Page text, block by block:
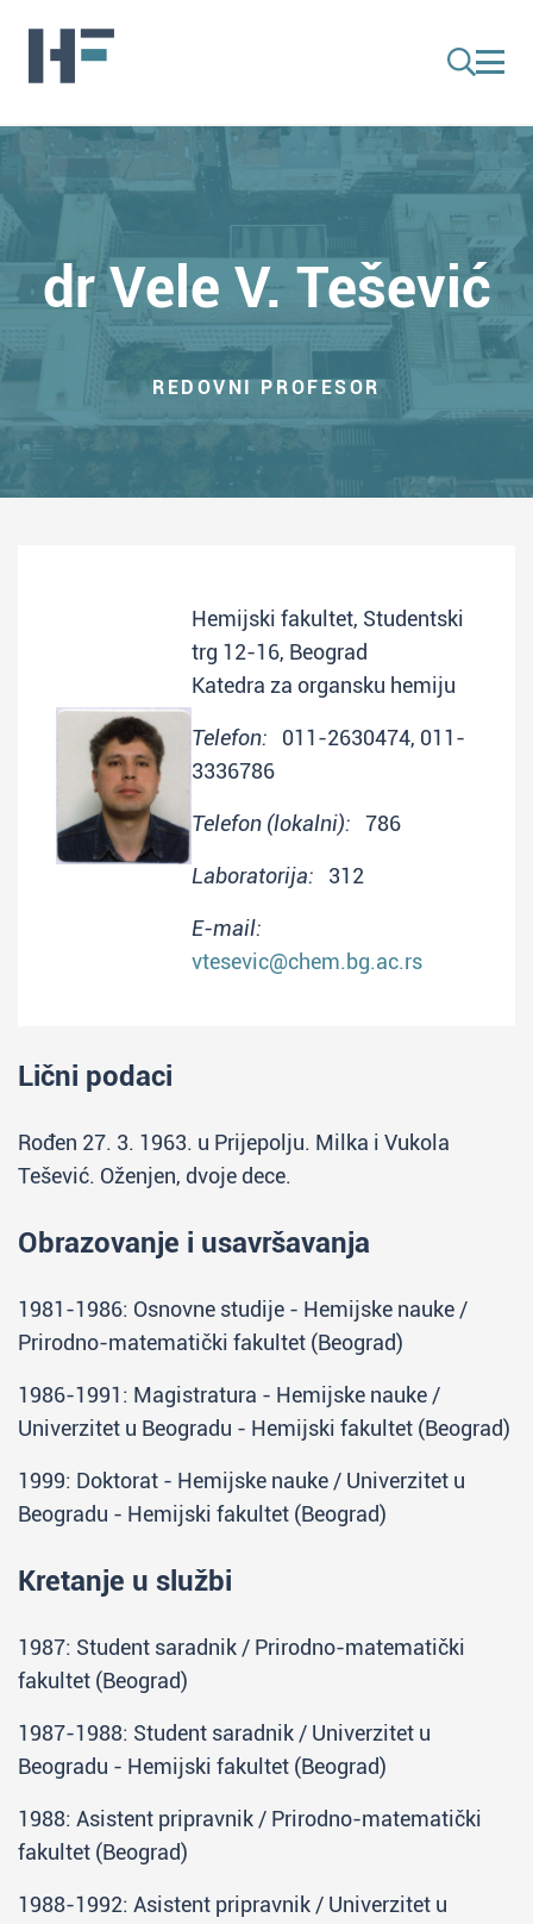
dr Vele V. Tešević
REDOVNI PROFESOR
Hemijski fakultet, Studentski
trg 12-16, Beograd
Katedra za organsku hemiju
Telefon: 011-2630474, 011-
3336786
Telefon (lokalni): 786
Laboratorija: 312
E-mail:
vtesevic@chem.bg.ac.rs
Lični podaci
Rođen 27. 3. 1963. u Prijepolju. Milka i Vukola
Tešević. Oženjen, dvoje dece.
Obrazovanje i usavršavanja
1981-1986: Osnovne studije - Hemijske nauke /
Prirodno-matematički fakultet (Beograd)
1986-1991: Magistratura - Hemijske nauke /
Univerzitet u Beogradu - Hemijski fakultet (Beograd)
1999: Doktorat - Hemijske nauke / Univerzitet u
Beogradu - Hemijski fakultet (Beograd)
Kretanje u službi
1987: Student saradnik / Prirodno-matematički
fakultet (Beograd)
1987-1988: Student saradnik / Univerzitet u
Beogradu - Hemijski fakultet (Beograd)
1988: Asistent pripravnik / Prirodno-matematički
fakultet (Beograd)
1988-1992: Asistent pripravnik / Univerzitet u